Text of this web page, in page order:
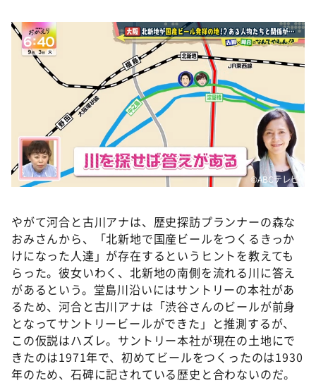
©️ABCテレビ
やがて河合と古川アナは、歴史探訪プランナーの森な
おみさんから、「北新地で国産ビールをつくるきっか
けになった人達」が存在するというヒントを教えても
らった。彼女いわく、北新地の南側を流れる川に答え
があるという。堂島川沿いにはサントリーの本社があ
るため、河合と古川アナは「渋谷さんのビールが前身
となってサントリービールができた」と推測するが、
この仮説はハズレ。サントリー本社が現在の土地にで
きたのは1971年で、初めてビールをつくったのは1930
年のため、石碑に記されている歴史と合わないのだ。